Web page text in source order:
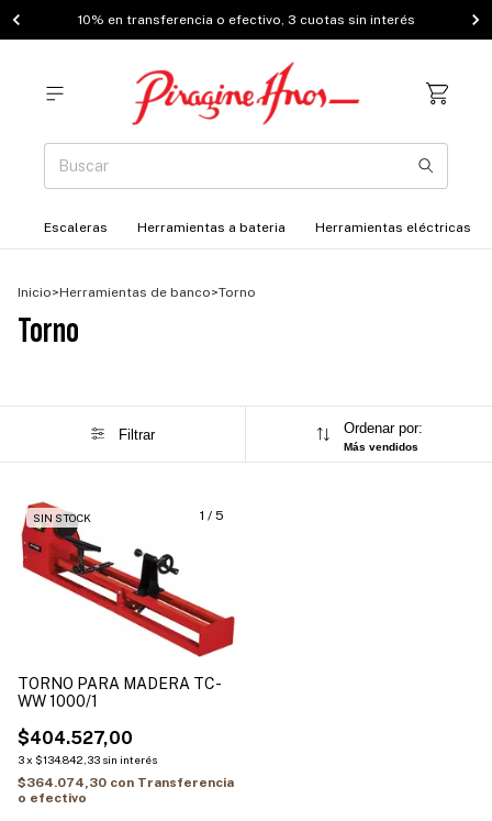
10% en transferencia o efectivo, 3 cuotas sin interés
Escaleras Herramientas a bateria Herramientas eléctricas
Inicio>Herramientas de banco>Torno
Torno
Filtrar Ordenar por:
Más vendidos
1 / 5
SIN STOCK
TORNO PARA MADERA TC-
WW 1000/1
$404.527,00
3x $134.842,33 sin interés
$364.074,30 con Transferencia
o efectivo